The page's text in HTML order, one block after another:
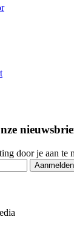
door je aan te
Aanmelden